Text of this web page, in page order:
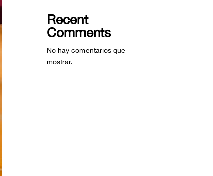
Recent
Comments
No hay comentarios que
mostrar.